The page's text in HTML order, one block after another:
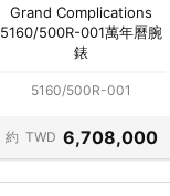
Grand Complications
5160/500R-001萬年曆腕
錶
5160/500R-001
約 TWD 6,708,000